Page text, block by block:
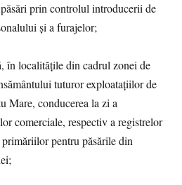
prin controlul introducerii de
și a furajelor;
în localitățile din cadrul zonei de
tuturor exploatațiilor de
Mare, conducerea la zi a
comerciale, respectiv a registrelor
pentru păsările din